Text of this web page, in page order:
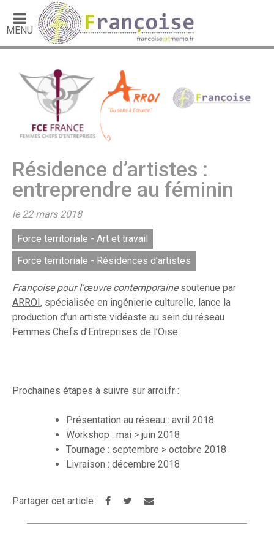
MENU
Résidence d’artistes :
entreprendre au féminin
le 22 mars 2018
Force territoriale - Art et travail
Force territoriale - Résidences d’artistes
Françoise pour l’œuvre contemporainesoutenue par
ARROI, spécialisée en ingénierie culturelle, lance la
production d’un artiste vidéaste au sein du réseau
Femmes Chefs d’Entreprises de l’Oise
Prochaines étapes à suivre sur arroi.fr :
Présentation au réseau : avril 2018
Workshop : mai > juin 2018
Tournage : septembre > octobre 2018
Livraison : décembre 2018
Partager cet article :